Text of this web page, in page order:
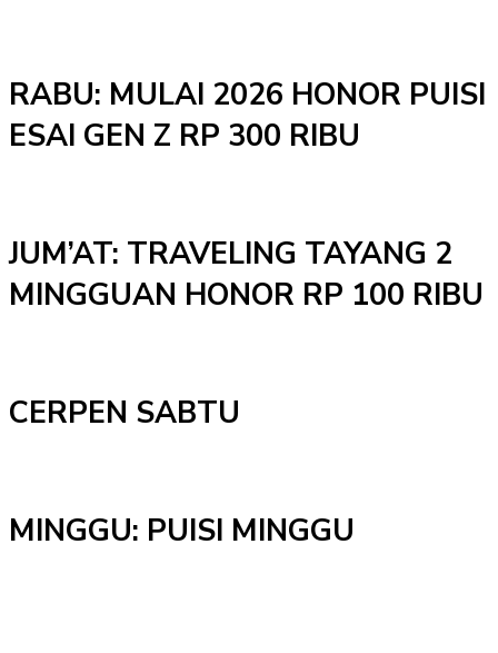
RABU: MULAI 2026 HONOR PUISI
ESAI GEN Z RP 300 RIBU
JUM’AT: TRAVELING TAYANG 2
MINGGUAN HONOR RP 100 RIBU
CERPEN SABTU
MINGGU: PUISI MINGGU